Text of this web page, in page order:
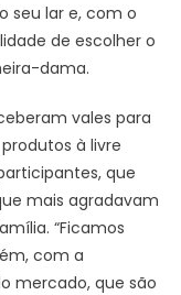
seu lar e, com o
de escolher o
dama.
vales para
à livre
que
mais agradavam
“Ficamos
com a
mercado, que são